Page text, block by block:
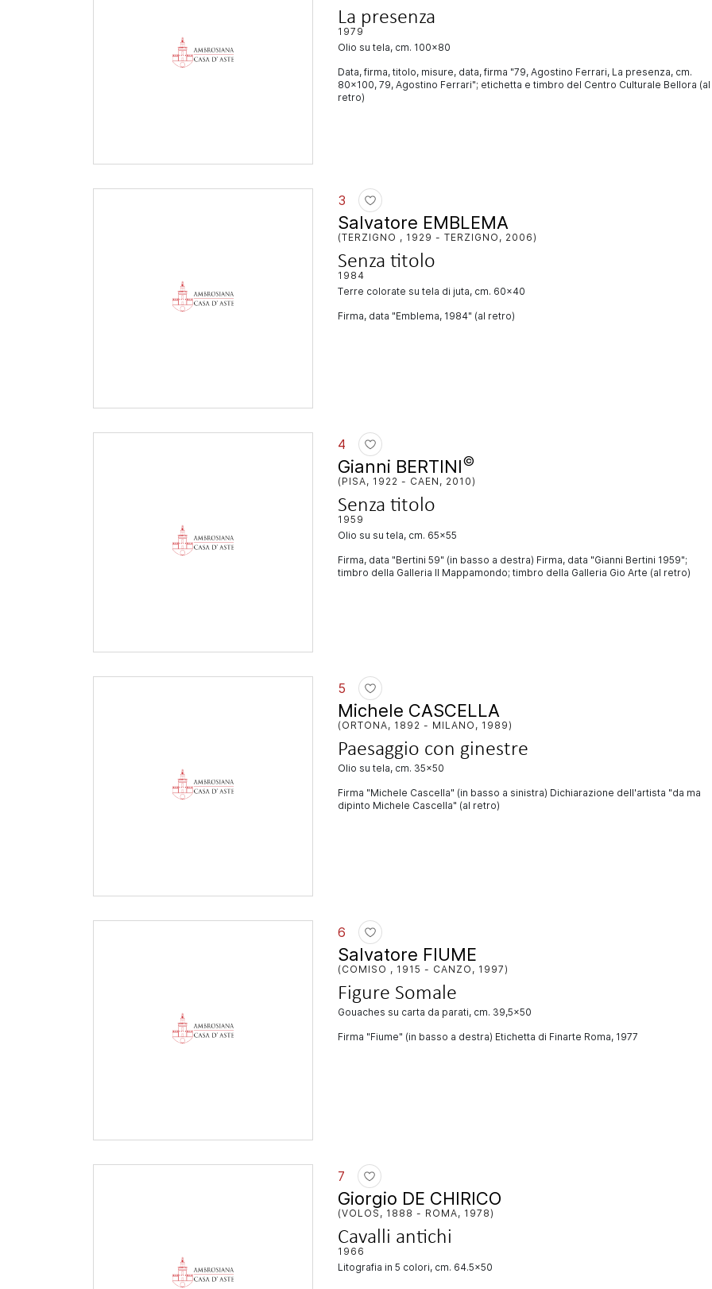
La presenza
1979
olio su tela, cm. 100x80
Data, firma, titolo, misure, data, firma "79, Agostino Ferrari, La presenza, cm.
80x100, 79, Agostino Ferrari"; etichetta e timbro del Centro Culturale Bellora (al
retro)
3
Salvatore EMBLEMA
(TERZIGNO , 1929 - TERZIGNO, 2006)
Senza titolo
1984
terre colorate su tela di juta, cm. 60x40
Firma, data "Emblema, 1984" (al retro)
4
Gianni BERTINI©
(PISA, 1922 - CAEN, 2010)
Senza titolo
1959
olio su su tela, cm. 65x55
Firma, data "Bertini 59" (in basso a destra) Firma, data "Gianni Bertini 1959";
timbro della Galleria Il Mappamondo; timbro della Galleria Gio Arte (al retro)
5
Michele CASCELLA
(ORTONA, 1892 - MILANO, 1989)
Paesaggio con ginestre
olio su tela, cm. 35x50
Firma "Michele Cascella" (in basso a sinistra) Dichiarazione dell'artista "da ma
dipinto Michele Cascella" (al retro)
6
Salvatore FIUME
(COMISO , 1915 - CANZO, 1997)
Figure Somale
gouaches su carta da parati, cm. 39,5x50
Firma "Fiume" (in basso a destra) Etichetta di Finarte Roma, 1977
7
Giorgio DE CHIRICO
(VOLOS, 1888 - ROMA, 1978)
Cavalli antichi
1966
litografia in 5 colori, cm. 64.5x50